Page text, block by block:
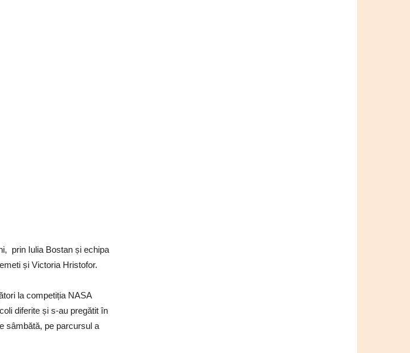
prin Iulia Bostan și echipa
și Victoria Hristofor.
la competiția NASA
diferite și s-au pregătit în
sâmbătă, pe parcursul a